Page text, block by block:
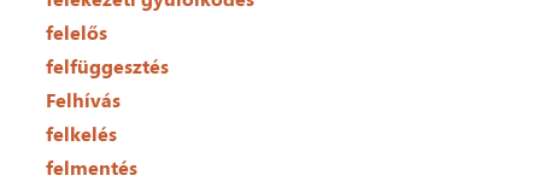
felelős
felfüggesztés
Felhívás
felkelés
felmentés